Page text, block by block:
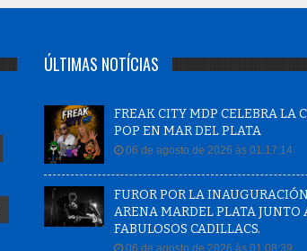
ÚLTIMAS NOTÍCIAS
FREAK CITY MDP CELEBRA LA
POP EN MAR DEL PLATA
06 de agosto de 2026 às 01:17:14
FUROR POR LA
ARENA MARDEL PLATA JUNTO
FABULOSOS CADILLACS.
06 de agosto de 2026 às 01:08:39